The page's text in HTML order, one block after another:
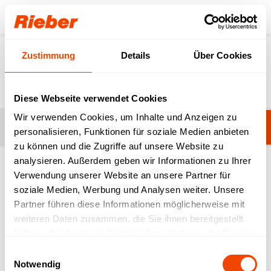
Zustimmung Details Über Cookies
Diese Webseite verwendet Cookies
Wir verwenden Cookies, um Inhalte und Anzeigen zu
personalisieren, Funktionen für soziale Medien anbieten
zu können und die Zugriffe auf unsere Website zu
analysieren. Außerdem geben wir Informationen zu Ihrer
Verwendung unserer Website an unsere Partner für
soziale Medien, Werbung und Analysen weiter. Unsere
Partner führen diese Informationen möglicherweise mit
weiteren Daten zusammen, die Sie ihnen bereitgestellt
Notwendig
Login
News
Referenzen Kategorie ändern
Suchen